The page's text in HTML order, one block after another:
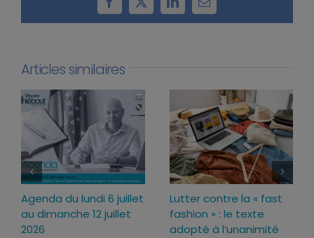
Facebook
X LinkedInEmail
Articles similaires
du lundi 6 juillet
12 juillet
Lutter contre la « fast
fashion » : le texte
adopté à l’unanimité
Loi
ce